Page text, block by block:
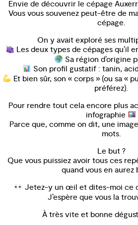
Envie de découvrir le cépage
Vous vous souvenez peut-être de
cépage.
On y avait exploré ses
Les deux types de cépages qu’il
Sa région d’origine
Son profil gustatif : tanin,
Et bien sûr, son « corps » (ou sa «
préférez).
Pour rendre tout cela encore plus
infographie
Parce que, comme on dit, une
mots.
Le but ?
Que vous puissiez avoir tous ces
quand vous en aurez
Jetez-y un œil et dites-moi ce
J’espère que vous la
À très vite et bonne